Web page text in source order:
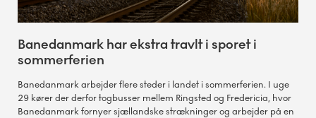
Banedanmark har ekstra travlt i sporet i
sommerferien
Banedanmark arbejder flere steder i landet i sommerferien. I uge
29 kører der derfor togbusser mellem Ringsted og Fredericia, hvor
Banedanmark fornyer sjællandske strækninger og arbejder på en